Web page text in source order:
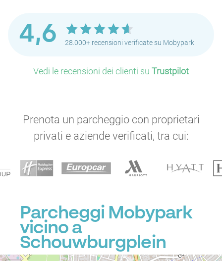
4,6 28.000+ recensioni verificate su Mobypark
Vedi le recensioni dei clienti su Trustpilot
Prenota un parcheggio con proprietari
privati e aziende verificati, tra cui:
Parcheggi Mobypark
vicino a
Schouwburgplein